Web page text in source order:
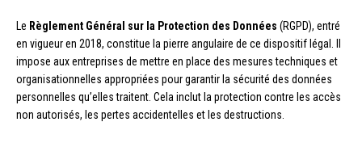
Le Règlement Général sur la Protection des Données (RGPD), entré
en vigueur en 2018, constitue la pierre angulaire de ce dispositif légal. Il
impose aux entreprises de mettre en place des mesures techniques et
organisationnelles appropriées pour garantir la sécurité des données
personnelles qu’elles traitent. Cela inclut la protection contre les accès
non autorisés, les pertes accidentelles et les destructions.